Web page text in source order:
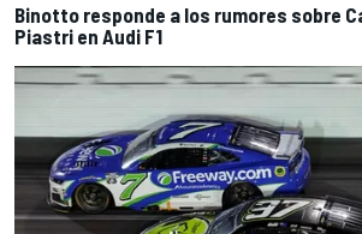
Binotto responde a los rumores sobre
Piastri en Audi F1